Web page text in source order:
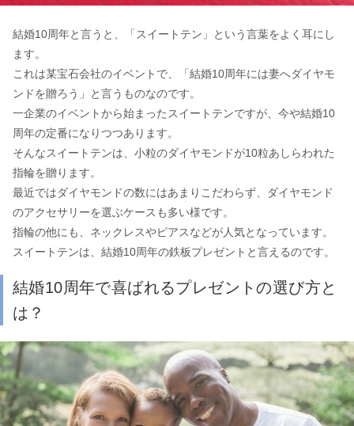
結婚10周年と言うと、「スイートテン」という言葉をよく耳にし
ます。
これは某宝石会社のイベントで、「結婚10周年には妻へダイヤモ
ンドを贈ろう」と言うものなのです。
一企業のイベントから始まったスイートテンですが、今や結婚10
周年の定番になりつつあります。
そんなスイートテンは、小粒のダイヤモンドが10粒あしらわれた
指輪を贈ります。
最近ではダイヤモンドの数にはあまりこだわらず、ダイヤモンド
のアクセサリーを選ぶケースも多い様です。
指輪の他にも、ネックレスやピアスなどが人気となっています。
スイートテンは、結婚10周年の鉄板プレゼントと言えるのです。
結婚10周年で喜ばれるプレゼントの選び方と
は？